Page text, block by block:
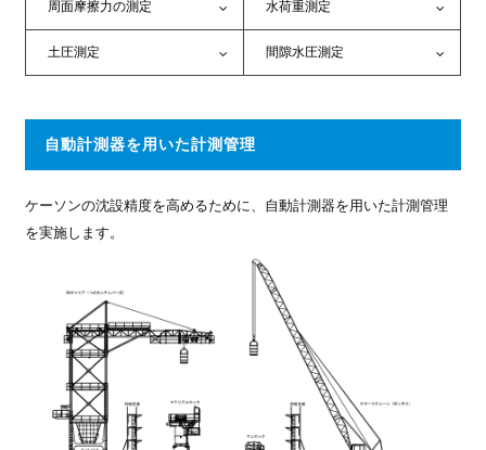
周面摩擦力の測定 水荷重測定
土圧測定 間隙水圧測定
自動計測器を用いた計測管理
ケーソンの沈設精度を高めるために、自動計測器を用いた計測管理
を実施します。